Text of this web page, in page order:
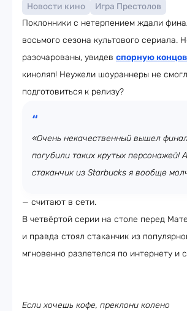
Новости кино
Игра Престолов
Поклонники с нетерпением ждали
восьмого сезона культового сериала.
разочарованы, увидев спорную
киноляп! Неужели шоураннеры не
подготовиться к релизу?
«Очень некачественный вышел
погубили таких крутых персонажей!
стаканчик из Starbucks я вообще
— считают в сети.
В четвёртой серии на столе перед
и правда стоял стаканчик из
мгновенно разлетелся по интернету и
Если хочешь кофе, преклони колено